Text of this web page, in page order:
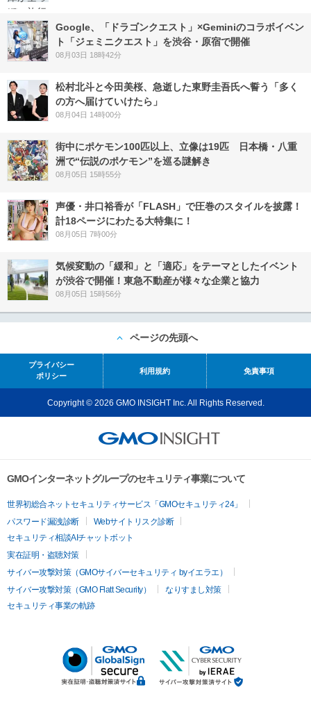
Google、「ドラゴンクエスト」×Geminiのコラボイベン
ト「ジェミニクエスト」を渋谷・原宿で開催
08月03日 18時42分
松村北斗と今田美桜、急逝した東野圭吾氏へ誓う「多く
の方へ届けていけたら」
08月04日 14時00分
街中にポケモン100匹以上、立像は19匹 日本橋・八重
洲で“伝説のポケモン”を巡る謎解き
08月05日 15時55分
声優・井口裕香が「FLASH」で圧巻のスタイルを披露！
計18ページにわたる大特集に！
08月05日 7時00分
気候変動の「緩和」と「適応」をテーマとしたイベント
が渋谷で開催！東急不動産が様々な企業と協力
08月05日 15時56分
ページの先頭へ
プライバシー
ポリシー
利用規約 免責事項
Copyright © 2026 GMO INSIGHT Inc. All Rights Reserved.
GMOインターネットグループのセキュリティ事業について
世界初総合ネットセキュリティサービス「GMOセキュリティ24」
パスワード漏洩診断
Webサイトリスク診断
セキュリティ相談AIチャットボット
実在証明・盗聴対策
サイバー攻撃対策（GMOサイバーセキュリティ byイエラエ）
サイバー攻撃対策（GMO Flatt Security）
なりすまし対策
セキュリティ事業の軌跡